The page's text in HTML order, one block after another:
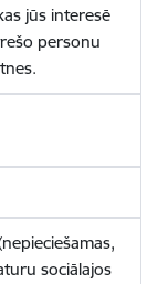
jūs interesē
personu
sociālajos